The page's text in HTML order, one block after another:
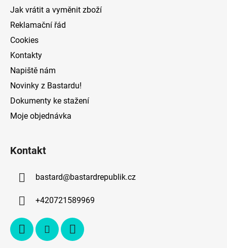
Jak vrátit a vyměnit zboží
Reklamační řád
Cookies
Kontakty
Napiště nám
Novinky z Bastardu!
Dokumenty ke stažení
Moje objednávka
Kontakt
bastard@bastardrepublik.cz
+420721589969